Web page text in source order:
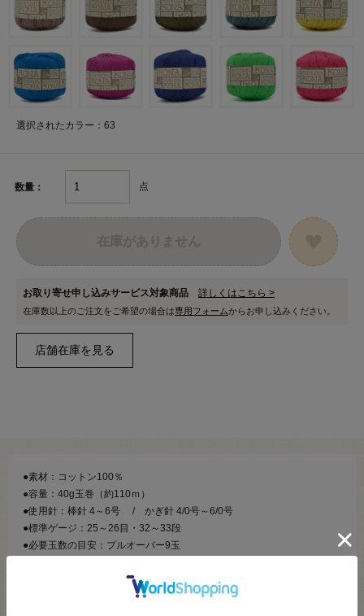
選択されたカラー：63
数量： 点
お取り寄せ申し込みサービス対象商品 詳しくはこちら >
在庫数以上のご注文をご希望の場合は専用フォームからお申し込みください。
●素材：コットン100％
●容量：40g玉巻（約110ｍ）
●使用針：棒針 4～6号 / かぎ針 4/0号～6/0号
●標準ゲージ：25～26目・32～33段
●必要玉数の目安：プルオーバー9玉